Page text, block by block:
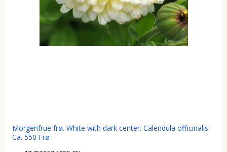
Morgenfrue frø. White with dark center. Calendula officinalis.
Ca. 550 Frø